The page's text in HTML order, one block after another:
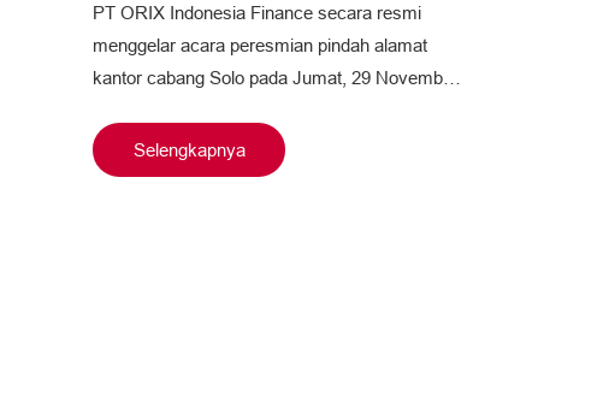
PT ORIX Indonesia Finance secara resmi
menggelar acara peresmian pindah alamat
kantor cabang Solo pada Jumat, 29 November
Selengkapnya